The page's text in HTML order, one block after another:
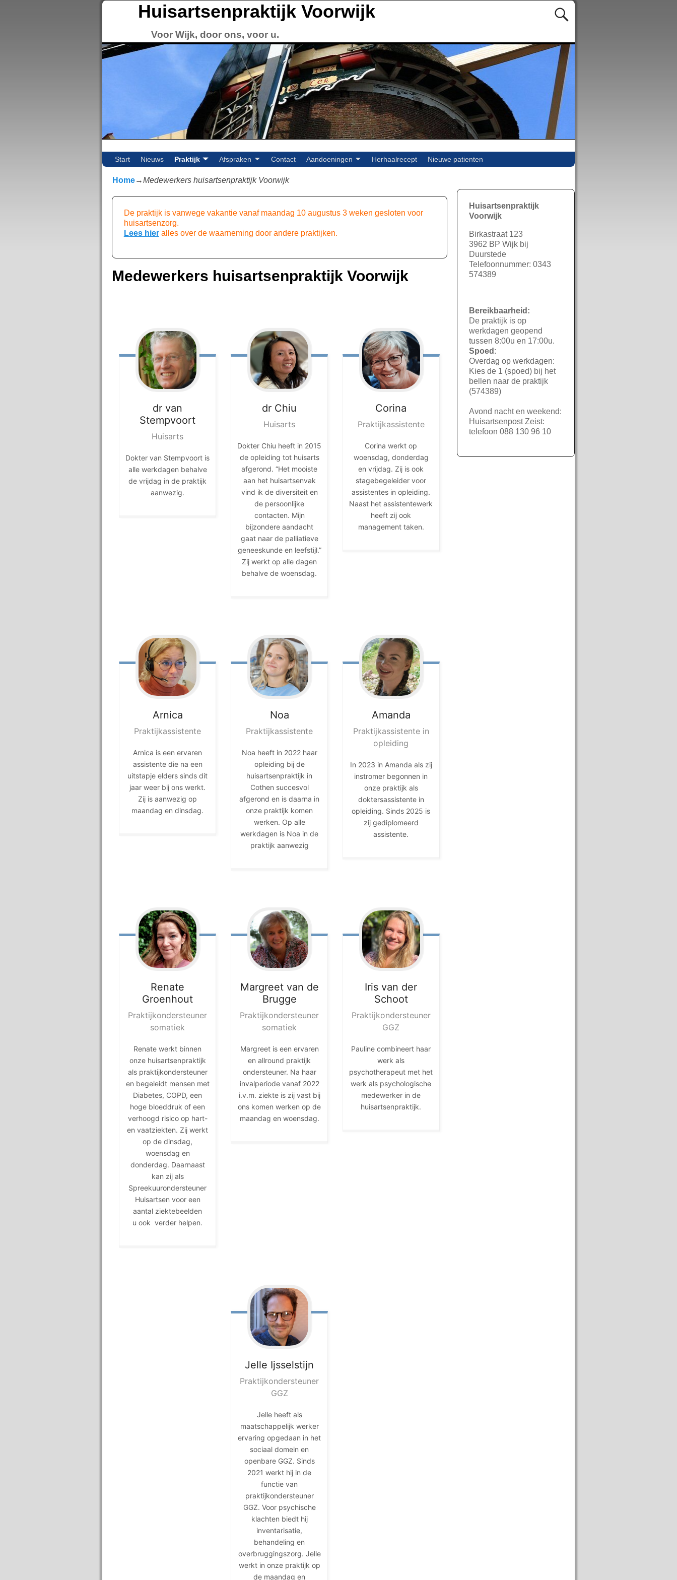
Huisartsenpraktijk Voorwijk
Voor Wijk, door ons, voor u.
Start Nieuws Praktijk Afspraken Contact Aandoeningen Herhaalrecept Nieuwe patienten
Home→Medewerkers huisartsenpraktijk Voorwijk
De praktijk is vanwege vakantie vanaf maandag 10 augustus3 weken gesloten voor
huisartsenzorg.
Lees hieralles over de waarneming door andere praktijken.
Medewerkers huisartsenpraktijk Voorwijk
dr van
Stempvoort
Huisarts
Dokter van Stempvoort is
alle werkdagen behalve
de vrijdag in de praktijk
aanwezig.
dr Chiu
Huisarts
Dokter Chiu heeft in 2015
de opleiding tot huisarts
afgerond. “Het mooiste
aan het huisartsenvak
vind ik de diversiteit en
de persoonlijke
contacten. Mijn
bijzondere aandacht
gaat naar de palliatieve
geneeskunde en leefstijl.”
Zij werkt op alle dagen
behalve de woensdag.
Corina
Praktijkassistente
Corina werkt op
woensdag, donderdag
en vrijdag. Zij is ook
stagebegeleider voor
assistentes in opleiding.
Naast het assistentewerk
heeft zij ook
management taken.
Arnica
Praktijkassistente
Arnica is een ervaren
assistente die na een
uitstapje elders sinds dit
jaar weer bij ons werkt.
Zij is aanwezig op
maandag en dinsdag.
Noa
Praktijkassistente
Noa heeft in 2022 haar
opleiding bij de
huisartsenpraktijk in
Cothen succesvol
afgerond en is daarna in
onze praktijk komen
werken. Op alle
werkdagen is Noa in de
praktijk aanwezig
Amanda
Praktijkassistente in
opleiding
In 2023 in Amanda als zij
instromer begonnen in
onze praktijk als
doktersassistente in
opleiding. Sinds 2025 is
zij gediplomeerd
assistente.
Renate
Groenhout
Praktijkondersteuner
somatiek
Renate werkt binnen
onze huisartsenpraktijk
als praktijkondersteuner
en begeleidt mensen met
Diabetes, COPD, een
hoge bloeddruk of een
verhoogd risico op hart-
en vaatziekten. Zij werkt
op de dinsdag,
woensdag en
donderdag. Daarnaast
kan zij als
Spreekuurondersteuner
Huisartsen voor een
aantal ziektebeelden
u ook verder helpen.
Margreet van de
Brugge
Praktijkondersteuner
somatiek
Margreet is een ervaren
en allround praktijk
ondersteuner. Na haar
invalperiode vanaf 2022
i.v.m. ziekte is zij vast bij
ons komen werken op de
maandag en woensdag.
Iris van der
Schoot
Praktijkondersteuner
GGZ
Pauline combineert haar
werk als
psychotherapeut met het
werk als psychologische
medewerker in de
huisartsenpraktijk.
Jelle Ijsselstijn
Praktijkondersteuner
GGZ
Jelle heeft als
maatschappelijk werker
ervaring opgedaan in het
sociaal domein en
openbare GGZ. Sinds
2021 werkt hij in de
functie van
praktijkondersteuner
GGZ. Voor psychische
klachten biedt hij
inventarisatie,
behandeling en
overbruggingszorg. Jelle
werkt in onze praktijk op
de maandag en
Huisartsenpraktijk
Voorwijk
Birkastraat 123
3962 BP Wijk bij
Duurstede
Telefoonnummer: 0343
574389
Bereikbaarheid:
De praktijk is op
werkdagen geopend
tussen 8:00u en 17:00u.
Spoed :
Overdag op werkdagen:
Kies de 1 (spoed) bij het
bellen naar de praktijk
(574389)
Avond nacht en weekend:
Huisartsenpost Zeist:
telefoon 088 130 96 10